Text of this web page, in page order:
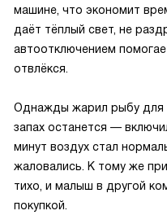
машине, что экономит
даёт тёплый свет, не
автоотключением
отвлёкся.
Однажды жарил рыбу для
запах останется —
минут воздух стал
жаловались. К тому же
тихо, и малыш в другой
покупкой.